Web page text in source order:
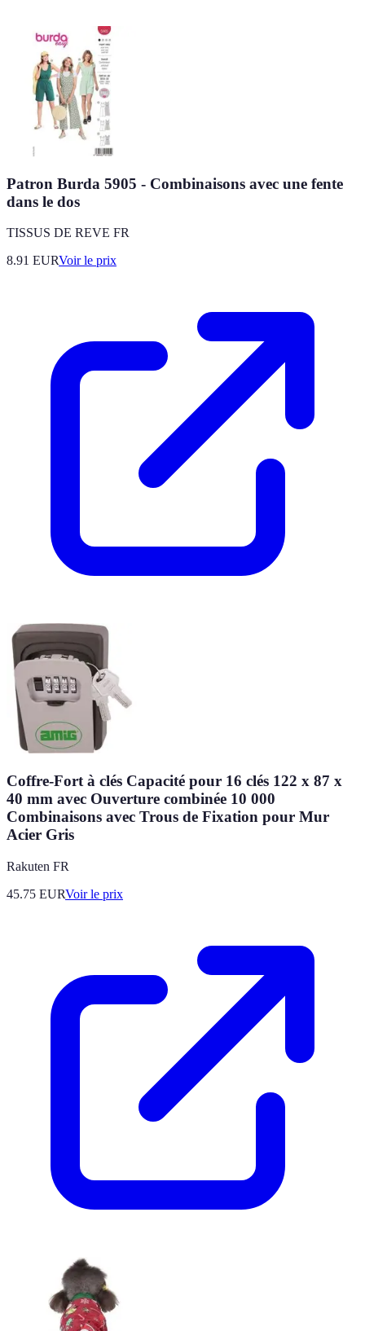
Patron Burda 5905 - Combinaisons avec une fente
dans le dos
TISSUS DE REVE FR
8.91 EURVoir le prix
Coffre-Fort à clés Capacité pour 16 clés 122 x 87 x
40 mm avec Ouverture combinée 10 000
Combinaisons avec Trous de Fixation pour Mur
Acier Gris
Rakuten FR
45.75 EURVoir le prix